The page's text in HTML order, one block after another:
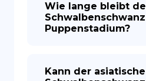
Wie lange bleibt
Puppenstadium?
Kann der asiatische